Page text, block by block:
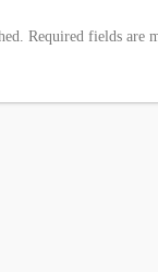
Required fields are